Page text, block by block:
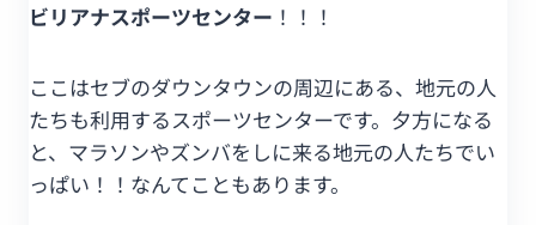
ビリアナスポーツセンター ！！！
ここはセブのダウンタウンの周辺にある、地元の人
たちも利用するスポーツセンターです。夕方になる
と、マラソンやズンバをしに来る地元の人たちでい
っぱい！！なんてこともあります。